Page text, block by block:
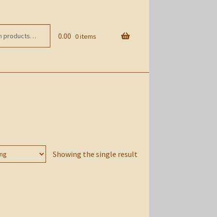
0.00 0 items
Showing the single result